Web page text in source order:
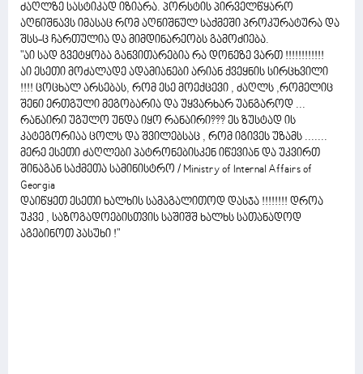
ძაღლზე სასტიკად იზიარა. პორსტის პირველწყარო
აღნიშნავს იმასაც რომ აღნიშნულ საქმეში პროკურატურა და
შსს-ც ჩართულია და მიმდინარეობს გამოძიება.
"აი სად გვეტყობა განვითარებია რა დონეზე ვართ !!!!!!!!!!!!
აი ესეთი მოძალადე ადამიანები არიან ქვეყნის სირცხვილი
!!!! ცოცხალ არსებას, რომ ესე მოექცევი , ძაღლს ,რომელიც
შენი ერთგული მეგობარია და უყვარხარ უანგაროდ ...
რანაირი უგულო უნდა იყო რანაირი??? ეს ზუსტად ის
კატეგორიაა ცოლს და შვილებსაც , რომ იგივეს უზამს .......
მერე ესეთი ძაღლები პატრონებისკენ იწევიან და უკვირთ
შინაგან საქმეთა სამინისტრო / Ministry of Internal Affairs of
Georgia
დაიწყეთ ესეთი ხალხის სამაგალითოდ დასჯა !!!!!!!! დროა
უკვე , საზოგადოებისთვის საშიშშ ხალხს სათანადოდ
აგებინოთ პასუხი !"